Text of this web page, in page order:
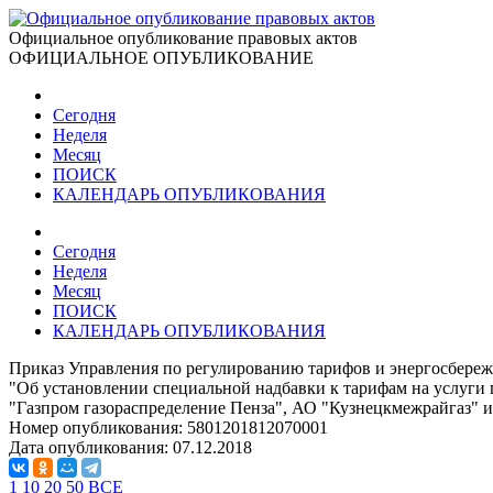
Официальное опубликование правовых актов
ОФИЦИАЛЬНОЕ ОПУБЛИКОВАНИЕ
Сегодня
Неделя
Месяц
ПОИСК
КАЛЕНДАРЬ ОПУБЛИКОВАНИЯ
Сегодня
Неделя
Месяц
ПОИСК
КАЛЕНДАРЬ ОПУБЛИКОВАНИЯ
Приказ Управления по регулированию тарифов и
"Об установлении специальной надбавки к тарифам на
"Газпром газораспределение Пенза", АО
Номер опубликования: 5801201812070001
Дата опубликования: 07.12.2018
1 10 20 50 ВСЕ